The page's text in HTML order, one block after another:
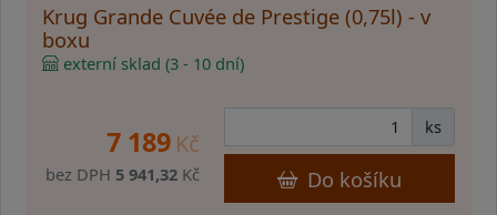
Krug Grande Cuvée de Prestige (0,75l) - v
boxu
externí sklad (3 - 10 dní)
7 189 Kč
bez DPH 5 941,32 Kč
ks
Do košíku